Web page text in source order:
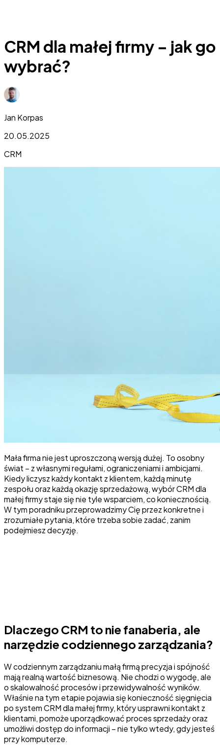
CRM dla małej firmy – jak go
wybrać?
Jan Korpas
20.05.2025
CRM
Mała firma nie jest uproszczoną wersją dużej. To osobny
świat – z własnymi regułami, ograniczeniami i ambicjami.
Kiedy liczysz każdy kontakt z klientem, każdą minutę
zespołu oraz każdą okazję sprzedażową, wybór CRM dla
małej firmy staje się nie tyle wsparciem, co koniecznością.
W tym poradniku przeprowadzimy Cię przez konkretne i
zrozumiałe pytania, które trzeba sobie zadać, zanim
podejmiesz decyzję.
Dlaczego CRM to nie fanaberia, ale
narzędzie codziennego zarządzania?
W codziennym zarządzaniu małą firmą precyzja i spójność
mają realną wartość biznesową. Nie chodzi o wygodę, ale
o skalowalność procesów i przewidywalność wyników.
Właśnie na tym etapie pojawia się konieczność sięgnięcia
po system CRM dla małej firmy, który usprawni kontakt z
klientami, pomoże uporządkować proces sprzedaży oraz
umożliwi dostęp do informacji – nie tylko wtedy, gdy jesteś
przy komputerze.